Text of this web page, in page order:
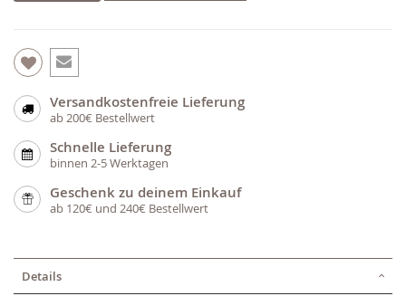
Versandkostenfreie Lieferung
ab 200€ Bestellwert
Schnelle Lieferung
binnen 2-5 Werktagen
Geschenk zu deinem Einkauf
ab 120€ und 240€ Bestellwert
Details